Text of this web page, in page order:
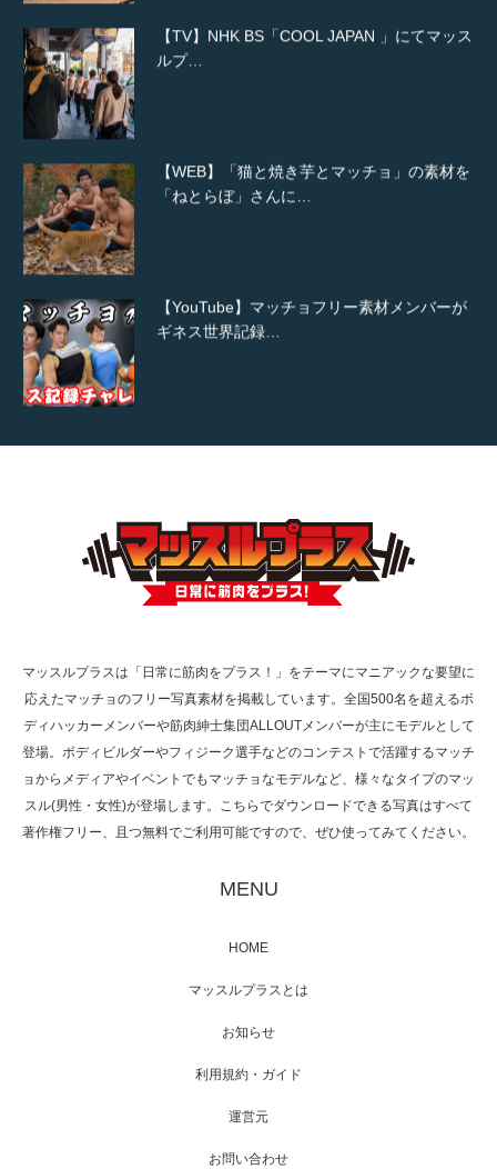
【TV】NHK BS「COOL JAPAN 」にてマッス
ルプ…
【WEB】「猫と焼き芋とマッチョ」の素材を
「ねとらぼ」さんに…
【YouTube】マッチョフリー素材メンバーが
ギネス世界記録…
【TV】TBS番組「ひるおび」にてマッスルプ
TOKYO FMラジオ番組「ONE MORNING」
で紹介さ…
た（6/8放送）
映画「メカバース」舞台挨拶へマッスルプラ
【TV】NHK BS「COOL JAPAN 」にてマッス
マッスルプラスは「日常に筋肉をプラス！」をテーマにマニアックな要望に
応えたマッチョのフリー写真素材を掲載しています。全国500名を超えるボ
ディハッカーメンバーや筋肉紳士集団ALLOUTメンバーが主にモデルとして
登場。ボディビルダーやフィジーク選手などのコンテストで活躍するマッチ
ョからメディアやイベントでもマッチョなモデルなど、様々なタイプのマッ
スル(男性・女性)が登場します。こちらでダウンロードできる写真はすべて
著作権フリー、且つ無料でご利用可能ですので、ぜひ使ってみてください。
MENU
HOME
マッスルプラスとは
お知らせ
利用規約・ガイド
運営元
お問い合わせ